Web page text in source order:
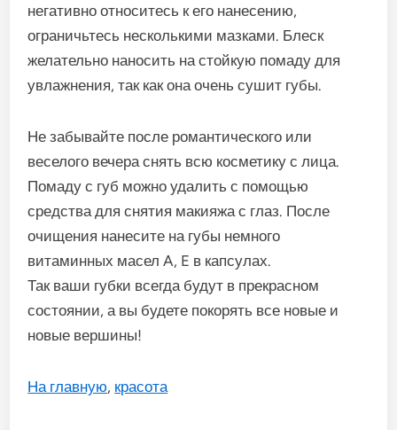
негативно относитесь к его нанесению,
ограничьтесь несколькими мазками. Блеск
желательно наносить на стойкую помаду для
увлажнения, так как она очень сушит губы.
Не забывайте после романтического или
веселого вечера снять всю косметику с лица.
Помаду с губ можно удалить с помощью
средства для снятия макияжа с глаз. После
очищения нанесите на губы немного
витаминных масел A, E в капсулах.
Так ваши губки всегда будут в прекрасном
состоянии, а вы будете покорять все новые и
новые вершины!
На главную, красота